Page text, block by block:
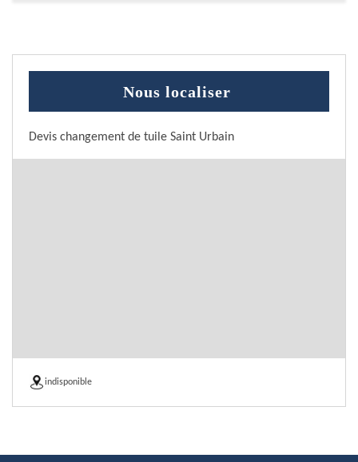
Nous localiser
Devis changement de tuile Saint Urbain
indisponible